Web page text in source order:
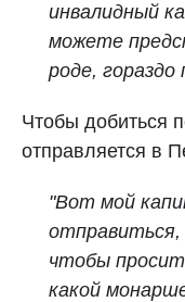
инвалидный
можете
роде, гораздо
Чтобы добиться
отправляется в
"Вот мой
отправиться,
чтобы
какой